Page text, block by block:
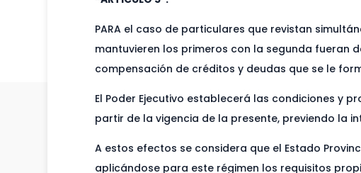
PARA el caso de particulares que revistan
mantuvieren los primeros con la segunda fueran
compensación de créditos y deudas que se le
El Poder Ejecutivo establecerá las condiciones y
partir de la vigencia de la presente, previendo la
A estos efectos se considera que el Estado
aplicándose para este régimen los requisitos